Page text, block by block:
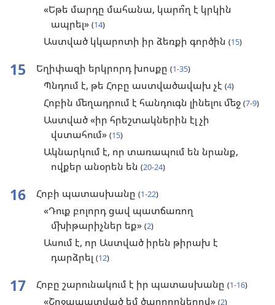
«Եթե մարդը մահանա, կարո՞ղ է կրկին
ապրել» (14)
Աստված կկարոտի իր ձեռքի գործին (15)
15 Եղիփազի երկրորդ խոսքը (1-35)
Պնդում է, թե Հոբը աստվածավախ չէ (4)
Հոբին մեղադրում է հանդուգն լինելու մեջ (7-9)
Աստված «իր հրեշտակներին էլ չի
վստահում» (15)
Ակնարկում է, որ տառապում են նրանք,
ովքեր անօրեն են (20-24)
16 Հոբի պատասխանը (1-22)
«Դուք բոլորդ ցավ պատճառող
մխիթարիչներ եք» (2)
Ասում է, որ Աստված իրեն թիրախ է
դարձրել (12)
17 Հոբը շարունակում է իր պատասխանը (1-16)
«Շրջապատված եմ ծաղրողներով» (2)